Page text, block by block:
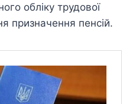
обліку трудової
призначення пенсій.